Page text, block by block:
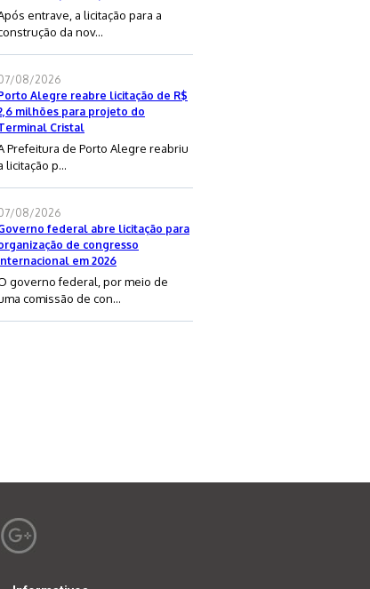
entrave, a licitação para a
da nov...
08/2026
Alegre reabre licitação de R$
milhões para projeto do
Cristal
Prefeitura de Porto Alegre reabriu
licitação p...
08/2026
federal abre licitação para
de congresso
em 2026
governo federal, por meio de
comissão de con...